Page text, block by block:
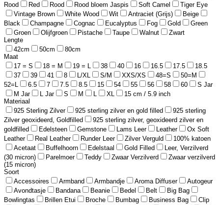
Rood
Red Rood Rood bloem Jaspis Soft Camel
Tiger Eye
Vintage Brown
White Wood Wit Antraciet (Grijs)
Beige
Black
Champagne Cognac Eucalyptus Fog Gold
Green
Groen
Olijfgroen Pistache Taupe Walnut
Zwart
Lengte
42cm
50cm
80cm
Maat
17 = S
18 = M 19 = L 38 40 16 16.5 17.5
18.5
37
39 41 8 L/XL S/M XXS/XS 48=S
50=M
52=L
6.5 7 7.5 8.5 15 54 55 56 58 60
S Jar
M Jar
L Jar S M L XL
15 cm / 5.9 inch
Materiaal
925 Sterling Zilver
925 sterling zilver en gold filled
925 sterling
Zilver geoxideerd, Goldfilled
925 sterling zilver, geoxideerd zilver en
goldfilled
Edelsteen Gemstone Lams Leer Leather
Ox Soft
Leather
Real Leather Runder Leer Zilver Verguld
100% katoen
Acetaat
Buffelhoorn Edelstaal Gold Filled
Leer, Verzilverd
(30 micron)
Parelmoer Teddy Zwaar Verzilverd
Zwaar verzilverd
(15 micron)
Soort
Accessoires
Armband Armbandje Aroma Diffuser
Autogeur
Avondtasje
Bandana Beanie Bedel Belt
Big Bag
Bowlingtas
Brillen Etui Broche Bumbag Business Bag
Clip